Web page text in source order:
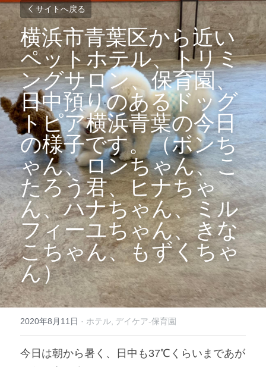
サイトへ戻る
横浜市青葉区から近い
ペットホテル、トリミ
ングサロン、保育園、
日中預りのあるドッグ
トピア横浜青葉の今日
の様子です。（ボンち
ゃん、ロンちゃん、こ
たろう君、ヒナちゃ
ん、ハナちゃん、ミル
フィーユちゃん、きな
こちゃん、もずくちゃ
ん）
2020年8月11日 · ホテル, デイケア-保育園
今日は朝から暑く、日中も37℃くらいまであが